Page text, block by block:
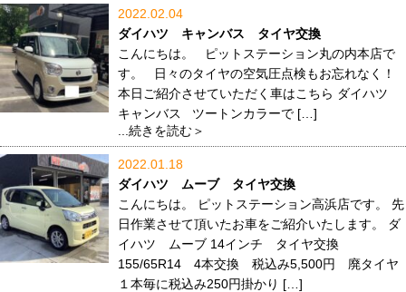
2022.02.04
ダイハツ キャンバス タイヤ交換
こんにちは。 ピットステーション丸の内本店で
す。 日々のタイヤの空気圧点検もお忘れなく！
本日ご紹介させていただく車はこちら ダイハツ
キャンバス ツートンカラーで […]
...続きを読む＞
2022.01.18
ダイハツ ムーブ タイヤ交換
こんにちは。 ピットステーション高浜店です。 先
日作業させて頂いたお車をご紹介いたします。 ダ
イハツ ムーブ 14インチ タイヤ交換
155/65R14 4本交換 税込み5,500円 廃タイヤ
１本毎に税込み250円掛かり […]